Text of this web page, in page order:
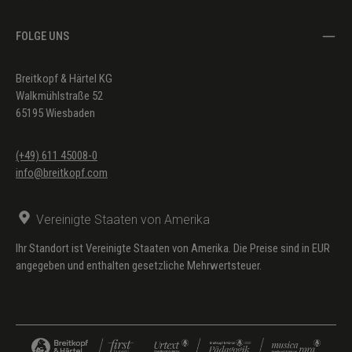
FOLGE UNS
Breitkopf & Härtel KG
Walkmühlstraße 52
65195 Wiesbaden
(+49) 611 45008-0
info@breitkopf.com
Vereinigte Staaten von Amerika
Ihr Standort ist Vereinigte Staaten von Amerika. Die Preise sind in EUR
angegeben und enthalten gesetzliche Mehrwertsteuer.